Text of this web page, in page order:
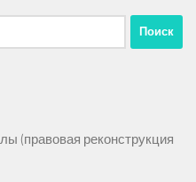
(правовая реконструкция